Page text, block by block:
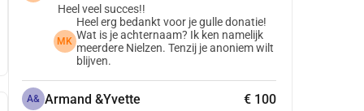
Heel veel succes!!
MK
Heel erg bedankt voor je gulle donatie!
Wat is je achternaam? Ik ken namelijk
meerdere Nielzen. Tenzij je anoniem wilt
blijven.
A& Armand &Yvette € 100